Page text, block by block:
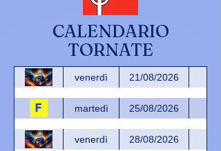
CALENDARIO
TORNATE
venerdì 21/08/2026
martedì 25/08/2026
venerdì 28/08/2026